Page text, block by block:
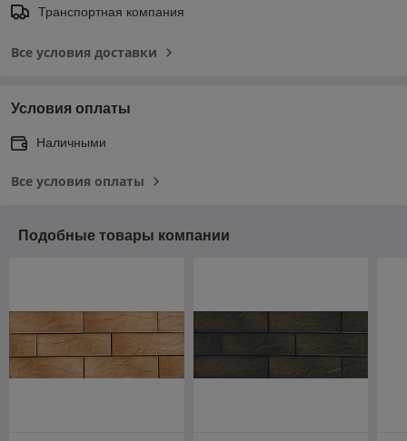
Транспортная компания
Все условия доставки
Условия оплаты
Наличными
Все условия оплаты
Подобные товары компании